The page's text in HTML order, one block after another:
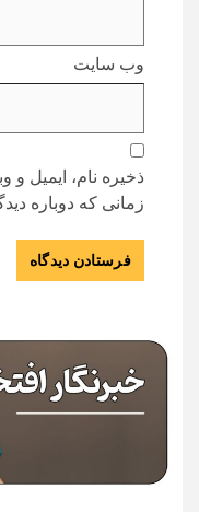
وب‌ سایت
ذخیره نام، ایمیل
زمانی که دوباره